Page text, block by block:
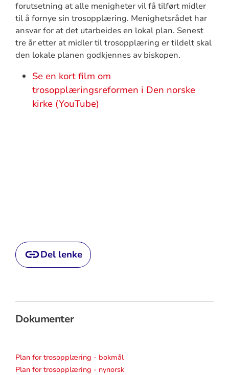
forutsetning at alle menigheter vil få tilført midler
til å fornye sin trosopplæring. Menighetsrådet har
ansvar for at det utarbeides en lokal plan. Senest
tre år etter at midler til trosopplæring er tildelt skal
den lokale planen godkjennes av biskopen.
Se en kort film om
trosopplæringsreformen i Den norske
kirke (YouTube)
Del lenke
Dokumenter
Plan for trosopplæring - bokmål
Plan for trosopplæring - nynorsk